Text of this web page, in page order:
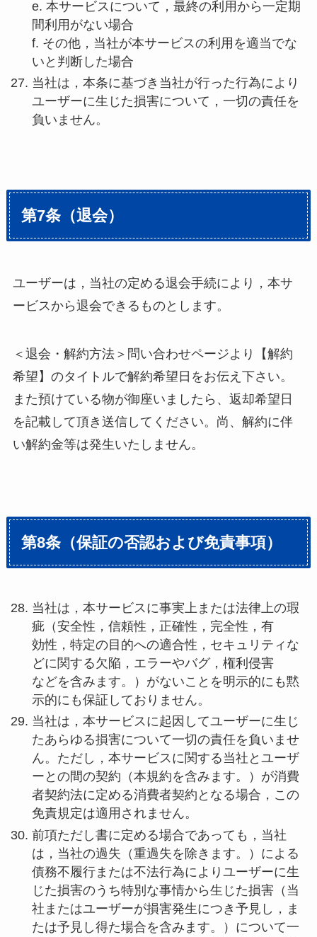
e. 本サービスについて，最終の利用から一定期
間利用がない場合
f. その他，当社が本サービスの利用を適当でな
いと判断した場合
当社は，本条に基づき当社が行った行為により
ユーザーに生じた損害について，一切の責任を
負いません。
第7条（退会）
ユーザーは，当社の定める退会手続により，本サ
ービスから退会できるものとします。
＜退会・解約方法＞問い合わせページより【解約
希望】のタイトルで解約希望日をお伝え下さい。
また預けている物が御座いましたら、返却希望日
を記載して頂き送信してください。尚、解約に伴
い解約金等は発生いたしません。
第8条（保証の否認および免責事項）
当社は，本サービスに事実上または法律上の瑕
疵（安全性，信頼性，正確性，完全性，有
効性，特定の目的への適合性，セキュリティな
どに関する欠陥，エラーやバグ，権利侵害
などを含みます。）がないことを明示的にも黙
示的にも保証しておりません。
当社は，本サービスに起因してユーザーに生じ
たあらゆる損害について一切の責任を負いませ
ん。ただし，本サービスに関する当社とユーザ
ーとの間の契約（本規約を含みます。）が消費
者契約法に定める消費者契約となる場合，この
免責規定は適用されません。
前項ただし書に定める場合であっても，当社
は，当社の過失（重過失を除きます。）による
債務不履行または不法行為によりユーザーに生
じた損害のうち特別な事情から生じた損害（当
社またはユーザーが損害発生につき予見し，ま
たは予見し得た場合を含みます。）について一